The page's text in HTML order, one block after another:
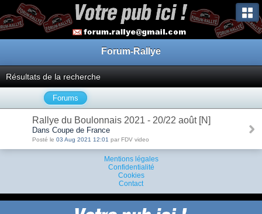
Forum-Rallye
Résultats de la recherche
Forums
Rallye du Boulonnais 2021 - 20/22 août [N]
Dans Coupe de France
Posté le 03 Aug 2021 12:01 par FDV video
Mentions légales
Confidentialité
Cookies
Contact